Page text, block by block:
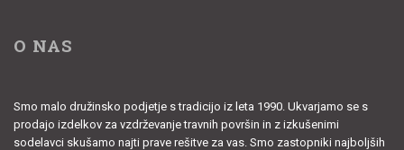
O NAS
Smo malo družinsko podjetje s tradicijo iz leta 1990. Ukvarjamo se s
prodajo izdelkov za vzdrževanje travnih površin in z izkušenimi
sodelavci skušamo najti prave rešitve za vas. Smo zastopniki najboljših